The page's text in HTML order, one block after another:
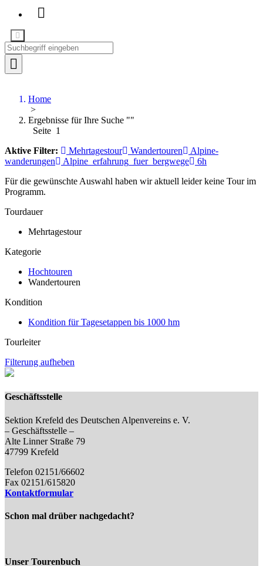
Home
>
Ergebnisse für Ihre Suche ""
Seite 1
Aktive Filter:
Mehrtagestour Wandertouren
Alpine-
wanderungen
Alpine_erfahrung_fuer_bergwege
6h
Für die gewünschte Auswahl haben wir aktuell leider keine Tour im
Programm.
Tourdauer
Mehrtagestour
Kategorie
Hochtouren
Wandertouren
Kondition
Kondition für Tagesetappen bis 1000 hm
Tourleiter
Filterung aufheben
Geschäftsstelle
Sektion Krefeld des Deutschen Alpenvereins e. V.
– Geschäftsstelle –
Alte Linner Straße 79
47799 Krefeld
Telefon 02151/66602
Fax 02151/615820
Kontaktformular
Schon mal drüber nachgedacht?
Unser Tourenbuch